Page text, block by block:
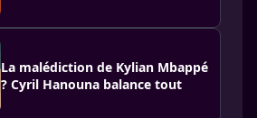
La malédiction de Kylian Mbappé
? Cyril Hanouna balance tout